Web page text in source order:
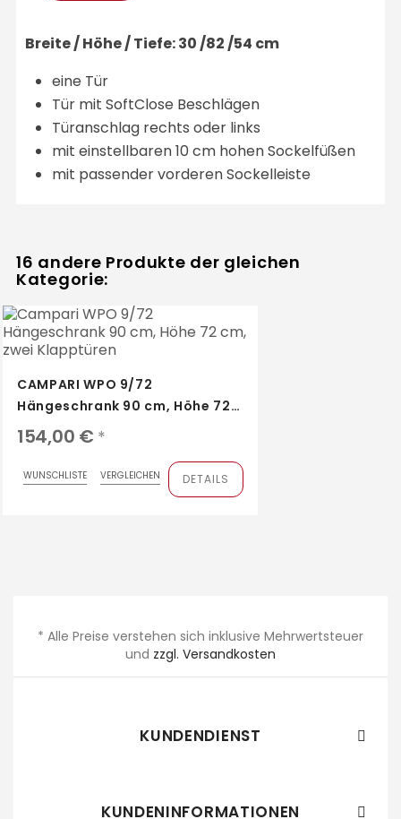
Breite / Höhe / Tiefe: 30 /82 /54 cm
eine Tür
Tür mit SoftClose Beschlägen
Türanschlag rechts oder links
mit einstellbaren 10 cm hohen Sockelfüßen
mit passender vorderen Sockelleiste
16 andere Produkte der gleichen
Kategorie:
CAMPARI WPO 9/72
Hängeschrank 90 cm, Höhe 72
cm, zwei Klapptüren
154,00 € *
WUNSCHLISTE VERGLEICHEN DETAILS
* Alle Preise verstehen sich inklusive Mehrwertsteuer
und zzgl. Versandkosten
KUNDENDIENST 
KUNDENINFORMATIONEN 